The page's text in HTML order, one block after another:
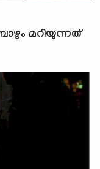
മറിയുന്നത്